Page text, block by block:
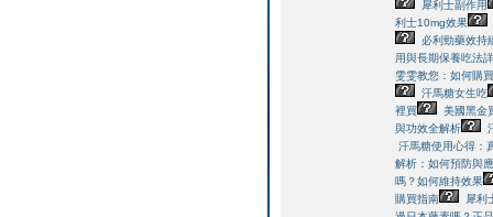
犀利士副作用
利士10mg效果
必利勁藥效持
用與長期保養吃法
雯雯教您：如何購
汗馬糖女生吃
裡買
美國黑金
與功效全解析
汗馬糖使用心得：
解析：如何預防與
嗎？如何維持效果
購買指南
犀利